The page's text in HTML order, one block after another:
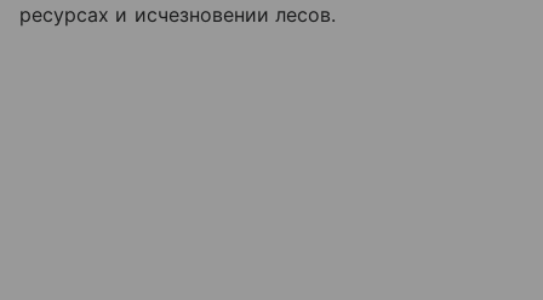
ресурсах и исчезновении лесов.